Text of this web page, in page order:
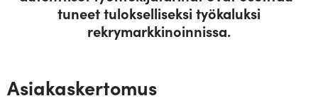
tuneet tulok­sel­li­seksi työ­ka­luksi
rekrymarkkinoinnissa.
Asiakaskertomus